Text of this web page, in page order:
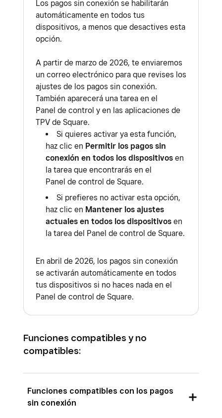
Los pagos sin conexión se habilitarán
automáticamente en todos tus
dispositivos, a menos que desactives esta
opción.
A partir de marzo de 2026, te enviaremos
un correo electrónico para que revises los
ajustes de los pagos sin conexión.
También aparecerá una tarea en el
Panel de control y en las aplicaciones de
TPV de Square.
Si quieres activar ya esta función,
haz clic en Permitir los pagos sin
conexión en todos los dispositivos en
la tarea que encontrarás en el
Panel de control de Square.
Si prefieres no activar esta opción,
haz clic en Mantener los ajustes
actuales en todos los dispositivos en
la tarea del Panel de control de Square.
En abril de 2026, los pagos sin conexión
se activarán automáticamente en todos
tus dispositivos si no haces nada en el
Panel de control de Square.
Funciones compatibles y no
compatibles:
Funciones compatibles con los pagos
sin conexión